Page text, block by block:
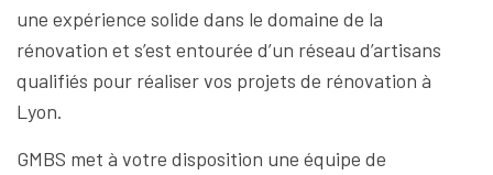
une expérience solide dans le domaine de la
rénovation et s’est entourée d’un réseau d’artisans
qualifiés pour réaliser vos projets de rénovation à
Lyon.
GMBS met à votre disposition une équipe de